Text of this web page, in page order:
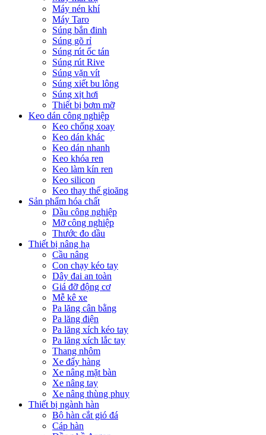
Máy nén khí
Máy Taro
Súng bắn đinh
Súng gõ rỉ
Súng rút ốc tán
Súng rút Rive
Súng vặn vít
Súng xiết bu lông
Súng xịt hơi
Thiết bị bơm mỡ
Keo dán công nghiệp
Keo chống xoay
Keo dán khác
Keo dán nhanh
Keo khóa ren
Keo làm kín ren
Keo silicon
Keo thay thế gioăng
Sản phẩm hóa chất
Dầu công nghiệp
Mỡ công nghiệp
Thước đo dầu
Thiết bị nâng hạ
Cầu nâng
Con chạy kéo tay
Dây đai an toàn
Giá đỡ động cơ
Mễ kê xe
Pa lăng cân bằng
Pa lăng điện
Pa lăng xích kéo tay
Pa lăng xích lắc tay
Thang nhôm
Xe đẩy hàng
Xe nâng mặt bàn
Xe nâng tay
Xe nâng thùng phuy
Thiết bị ngành hàn
Bộ hàn cắt gió đá
Cáp hàn